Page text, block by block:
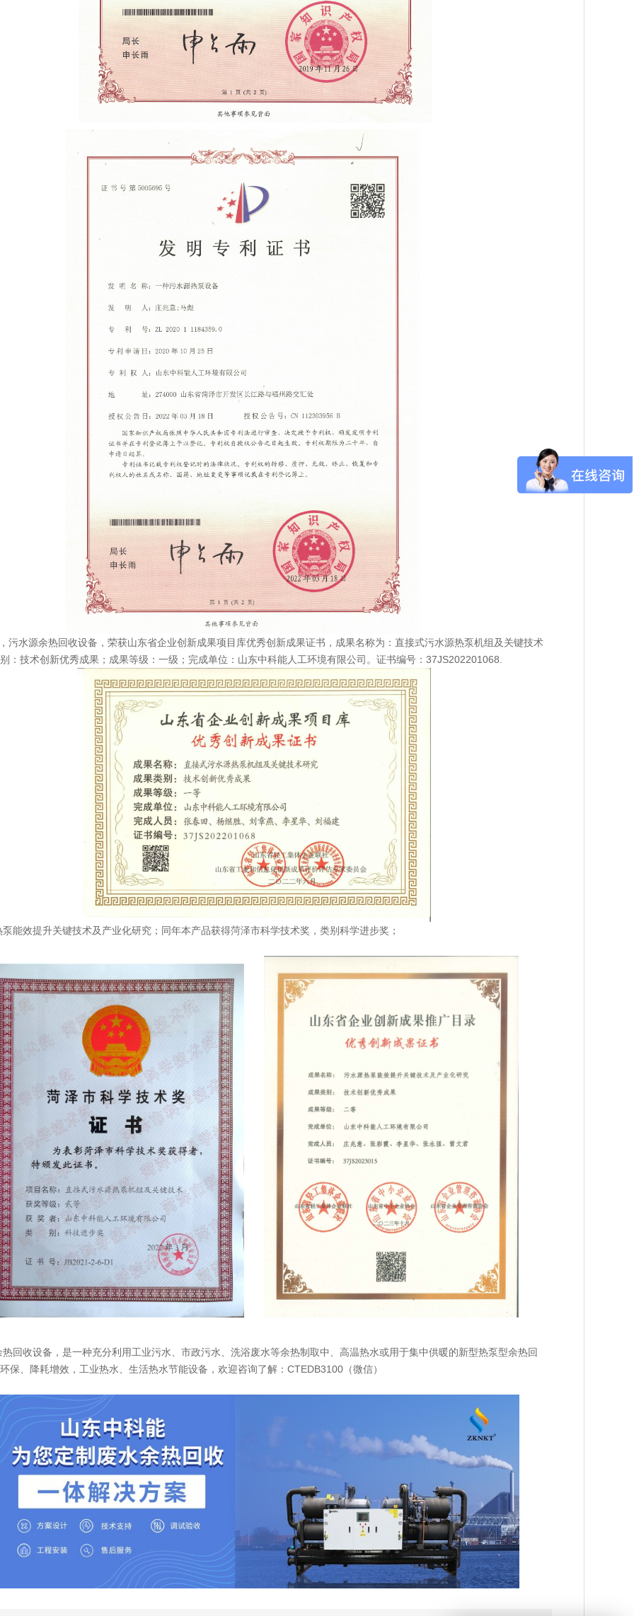
污水源余热回收设备， 荣获山东省企业创新成果项目库优秀创新成果证书，成果名称为：直接式污水源热泵机组及关键技术
：技术创新优秀成果；成果等级：一级；完成单位：山东中科能人工环境有限公司。证书编号：37JS202201068.
能效提升关键技术及产业化研究；同年本产品获得菏泽市科学技术奖，类别科学进步奖；
热回收设备，是一种充分利用工业污水、市政污水、洗浴废水等余热制取中、高温热水或用于集中供暖的新型热泵型余热回
保、降耗增效，工业热水、生活热水节能设备，欢迎咨询了解：CTEDB3100（微信）